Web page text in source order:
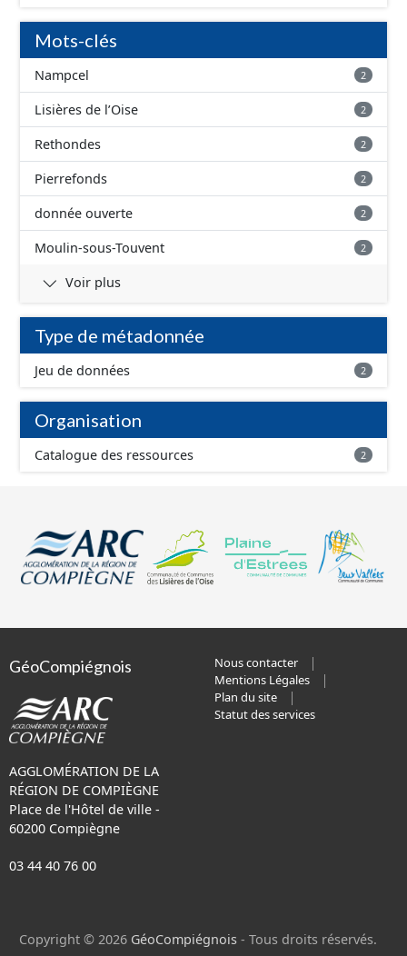
Mots-clés
Nampcel 2
Lisières de l’Oise 2
Rethondes 2
Pierrefonds 2
donnée ouverte 2
Moulin-sous-Touvent 2
Voir plus
Type de métadonnée
Jeu de données 2
Organisation
Catalogue des ressources 2
GéoCompiégnois
AGGLOMÉRATION DE LA
RÉGION DE COMPIÈGNE
Place de l'Hôtel de ville -
60200 Compiègne
03 44 40 76 00
Nous contacter
Mentions Légales
Plan du site
Statut des services
Copyright © 2026 GéoCompiégnois - Tous droits réservés.